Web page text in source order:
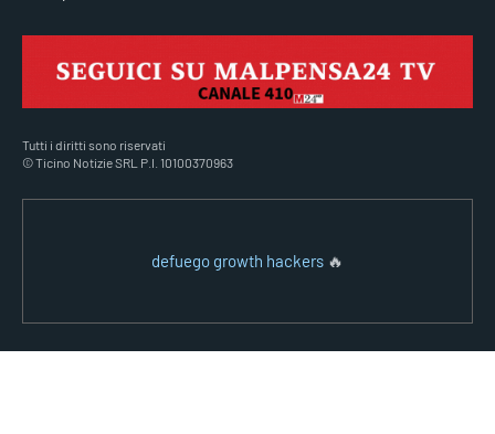
Tutti i diritti sono riservati
© Ticino Notizie SRL P.I. 10100370963
defuego growth hackers 🔥